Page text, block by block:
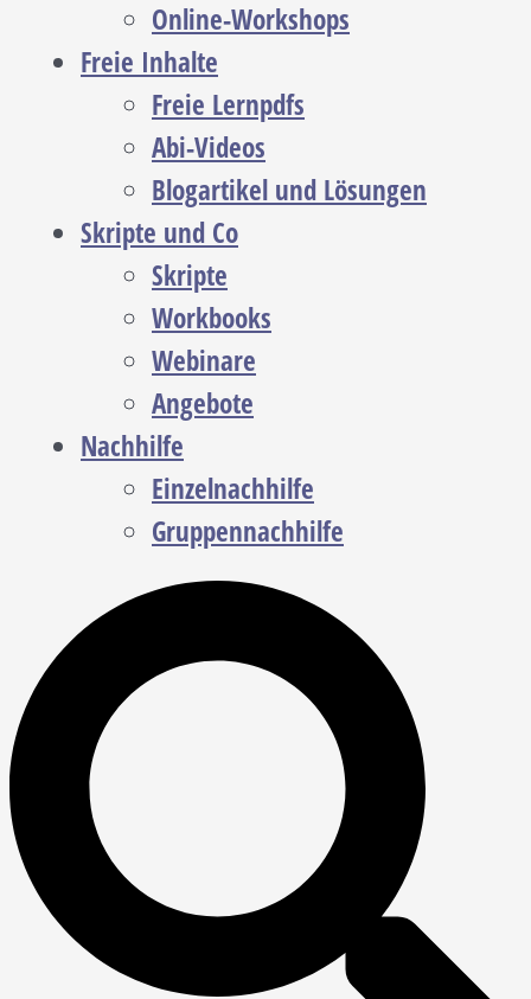
Online-Workshops
Freie Inhalte
Freie Lernpdfs
Abi-Videos
Blogartikel und Lösungen
Skripte und Co
Skripte
Workbooks
Webinare
Angebote
Nachhilfe
Einzelnachhilfe
Gruppennachhilfe